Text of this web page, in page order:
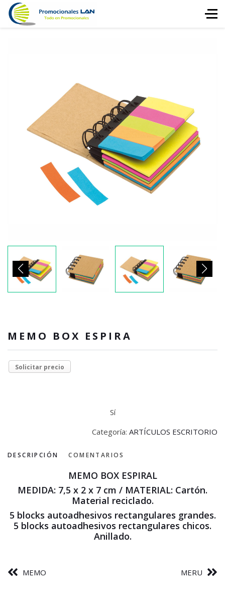
MEMO BOX ESPIRA
Solicitar precio
Sí
Categoría: ARTÍCULOS ESCRITORIO
DESCRIPCIÓN COMENTARIOS
MEMO BOX ESPIRAL
MEDIDA: 7,5 x 2 x 7 cm / MATERIAL: Cartón.
Material reciclado.
5 blocks autoadhesivos rectangulares grandes.
5 blocks autoadhesivos rectangulares chicos.
Anillado.
MEMO MERU